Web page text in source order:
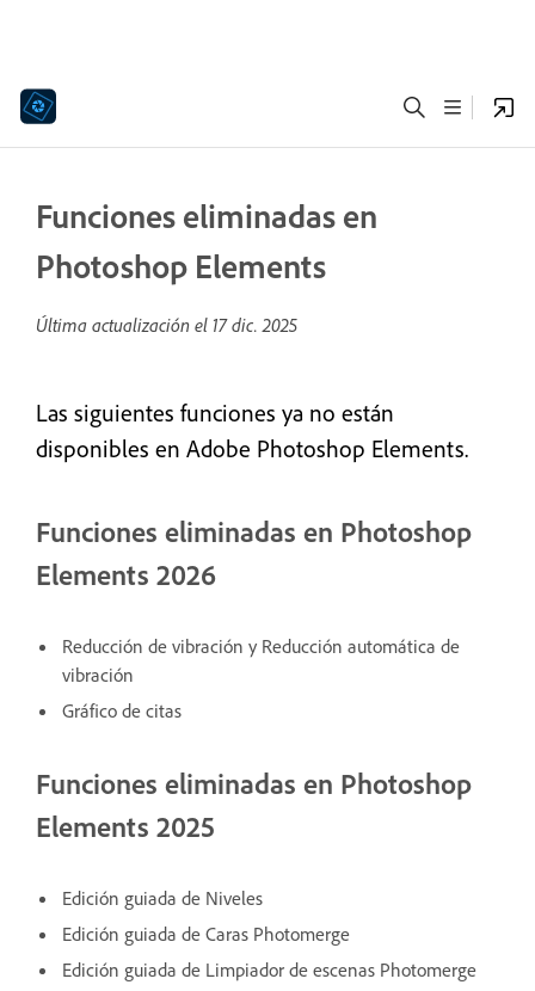
Funciones eliminadas en
Photoshop Elements
Última actualización el 17 dic. 2025
Las siguientes funciones ya no están
disponibles en Adobe Photoshop Elements.
Funciones eliminadas en Photoshop
Elements 2026
Reducción de vibración y Reducción automática de
vibración
Gráfico de citas
Funciones eliminadas en Photoshop
Elements 2025
Edición guiada de Niveles
Edición guiada de Caras Photomerge
Edición guiada de Limpiador de escenas Photomerge